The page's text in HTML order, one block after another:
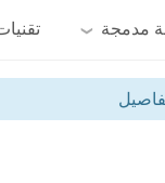
مدمجة